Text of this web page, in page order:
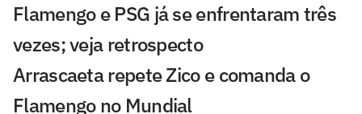
Flamengo e PSG já se enfrentaram três
vezes; veja retrospecto
Arrascaeta repete Zico e comanda o
Flamengo no Mundial